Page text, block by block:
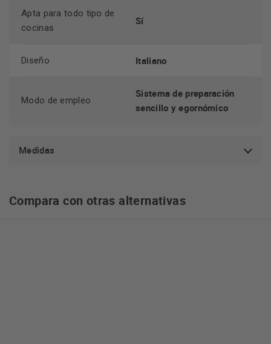
Apta para todo tipo de
cocinas
Sí
Diseño Italiano
Modo de empleo
Sistema de preparación
sencillo y egornómico
Medidas
Compara con otras alternativas